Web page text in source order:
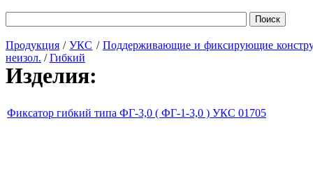
Продукция /УКС / Поддерживающие и фиксирующие
неизол. /Гибкий
Изделия:
Фиксатор гибкий типа ФГ-3,0 ( ФГ-1-3,0 ) УКС 01705